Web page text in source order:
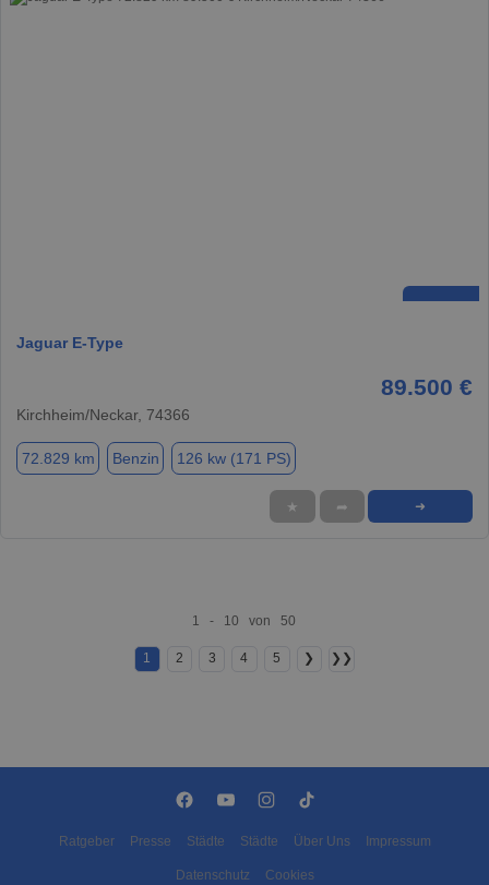
Jaguar E-Type
89.500 €
Kirchheim/Neckar, 74366
72.829 km Benzin 126 kw (171 PS)
★ ➦ ➜
1 - 10 von 50
1 2 3 4 5 ❯ ❯❯
Ratgeber Presse Städte Städte Über Uns Impressum
Datenschutz Cookies